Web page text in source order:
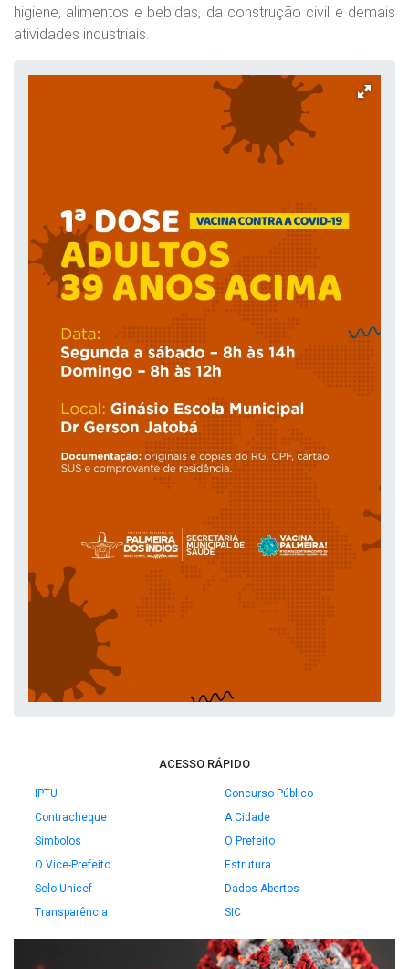
higiene, alimentos e bebidas, da construção civil e demais
atividades industriais.
ACESSO RÁPIDO
IPTU
Concurso Público
Contracheque
A Cidade
Símbolos
O Prefeito
O Vice-Prefeito
Estrutura
Selo Unicef
Dados Abertos
Transparência
SIC